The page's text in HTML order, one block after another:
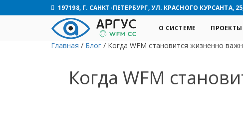
197198, Г. САНКТ-ПЕТЕРБУРГ, УЛ. КРАСНОГО КУРСАНТА,
О СИСТЕМЕ ПРОЕКТЫ
Главная / Блог / Когда WFM становится жизненно
Когда WFM